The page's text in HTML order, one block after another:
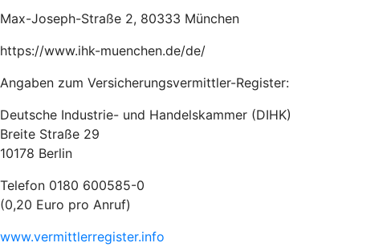
Max-Joseph-Straße 2, 80333 München
https://www.ihk-muenchen.de/de/
Angaben zum Versicherungsvermittler-Register:
Deutsche Industrie- und Handelskammer (DIHK)
Breite Straße 29
10178 Berlin
Telefon 0180 600585-0
(0,20 Euro pro Anruf)
www.vermittlerregister.info